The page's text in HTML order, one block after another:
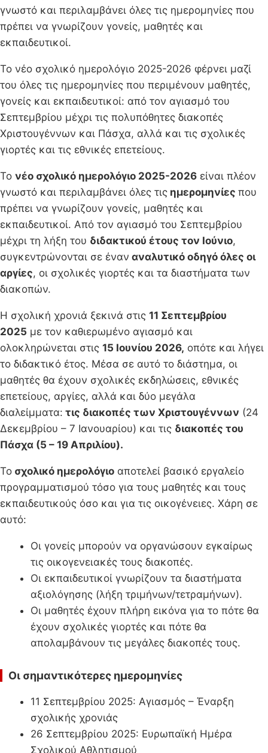
γνωστό και περιλαμβάνει όλες τις ημερομηνίες που
πρέπει να γνωρίζουν γονείς, μαθητές και
εκπαιδευτικοί.
Το νέο σχολικό ημερολόγιο 2025-2026 φέρνει μαζί
του όλες τις ημερομηνίες που περιμένουν μαθητές,
γονείς και εκπαιδευτικοί: από τον αγιασμό του
Σεπτεμβρίου μέχρι τις πολυπόθητες διακοπές
Χριστουγέννων και Πάσχα, αλλά και τις σχολικές
γιορτές και τις εθνικές επετείους.
Το νέο σχολικό ημερολόγιο 2025-2026 είναι πλέον
γνωστό και περιλαμβάνει όλες τις ημερομηνίες που
πρέπει να γνωρίζουν γονείς, μαθητές και
εκπαιδευτικοί. Από τον αγιασμό του Σεπτεμβρίου
μέχρι τη λήξη του διδακτικού έτους τον Ιούνιο,
συγκεντρώνονται σε έναν αναλυτικό οδηγό όλες οι
αργίες, οι σχολικές γιορτές και τα διαστήματα των
διακοπών.
Η σχολική χρονιά ξεκινά στις 11 Σεπτεμβρίου
2025 με τον καθιερωμένο αγιασμό και
ολοκληρώνεται στις 15 Ιουνίου 2026, οπότε και λήγει
το διδακτικό έτος. Μέσα σε αυτό το διάστημα, οι
μαθητές θα έχουν σχολικές εκδηλώσεις, εθνικές
επετείους, αργίες, αλλά και δύο μεγάλα
διαλείμματα: τις διακοπές των Χριστουγέννων (24
Δεκεμβρίου – 7 Ιανουαρίου) και τις διακοπές του
Πάσχα (5 – 19 Απριλίου).
Το σχολικό ημερολόγιο αποτελεί βασικό εργαλείο
προγραμματισμού τόσο για τους μαθητές και τους
εκπαιδευτικούς όσο και για τις οικογένειες. Χάρη σε
αυτό:
Οι γονείς μπορούν να οργανώσουν εγκαίρως
τις οικογενειακές τους διακοπές.
Οι εκπαιδευτικοί γνωρίζουν τα διαστήματα
αξιολόγησης (λήξη τριμήνων/τετραμήνων).
Οι μαθητές έχουν πλήρη εικόνα για το πότε θα
έχουν σχολικές γιορτές και πότε θα
απολαμβάνουν τις μεγάλες διακοπές τους.
Οι σημαντικότερες ημερομηνίες
11 Σεπτεμβρίου 2025: Αγιασμός – Έναρξη
σχολικής χρονιάς
26 Σεπτεμβρίου 2025: Ευρωπαϊκή Ημέρα
Σχολικού Αθλητισμού